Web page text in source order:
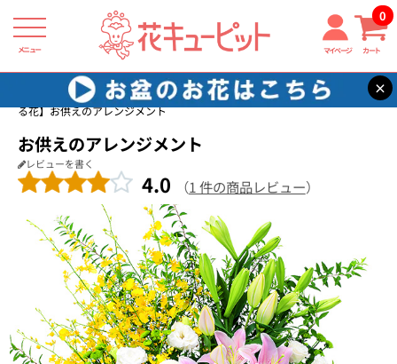
メニュー マイページ カート
0
×
花キューピット 四十九日法要以降に贈る花
【四十九日法要以降に贈
る花】お供えのアレンジメント
お供えのアレンジメント
レビューを書く
4.0 （1 件の商品レビュー）